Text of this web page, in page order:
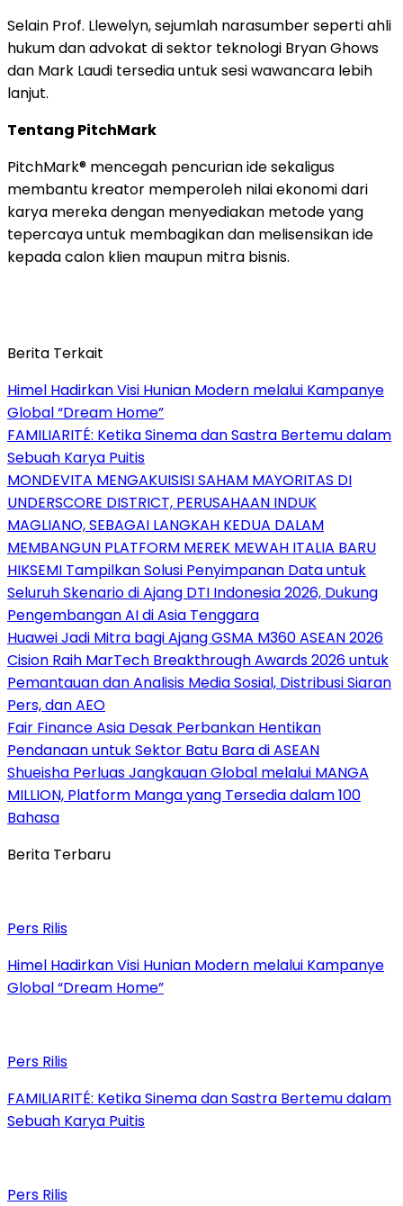
Selain Prof. Llewelyn, sejumlah narasumber seperti ahli
hukum dan advokat di sektor teknologi Bryan Ghows
dan Mark Laudi tersedia untuk sesi wawancara lebih
lanjut.
Tentang PitchMark
PitchMark® mencegah pencurian ide sekaligus
membantu kreator memperoleh nilai ekonomi dari
karya mereka dengan menyediakan metode yang
tepercaya untuk membagikan dan melisensikan ide
kepada calon klien maupun mitra bisnis.
Berita Terkait
Himel Hadirkan Visi Hunian Modern melalui Kampanye
Global “Dream Home”
FAMILIARITÉ: Ketika Sinema dan Sastra Bertemu dalam
Sebuah Karya Puitis
MONDEVITA MENGAKUISISI SAHAM MAYORITAS DI
UNDERSCORE DISTRICT, PERUSAHAAN INDUK
MAGLIANO, SEBAGAI LANGKAH KEDUA DALAM
MEMBANGUN PLATFORM MEREK MEWAH ITALIA BARU
HIKSEMI Tampilkan Solusi Penyimpanan Data untuk
Seluruh Skenario di Ajang DTI Indonesia 2026, Dukung
Pengembangan AI di Asia Tenggara
Huawei Jadi Mitra bagi Ajang GSMA M360 ASEAN 2026
Cision Raih MarTech Breakthrough Awards 2026 untuk
Pemantauan dan Analisis Media Sosial, Distribusi Siaran
Pers, dan AEO
Fair Finance Asia Desak Perbankan Hentikan
Pendanaan untuk Sektor Batu Bara di ASEAN
Shueisha Perluas Jangkauan Global melalui MANGA
MILLION, Platform Manga yang Tersedia dalam 100
Bahasa
Berita Terbaru
Pers Rilis
Himel Hadirkan Visi Hunian Modern melalui Kampanye
Global “Dream Home”
Pers Rilis
FAMILIARITÉ: Ketika Sinema dan Sastra Bertemu dalam
Sebuah Karya Puitis
Pers Rilis